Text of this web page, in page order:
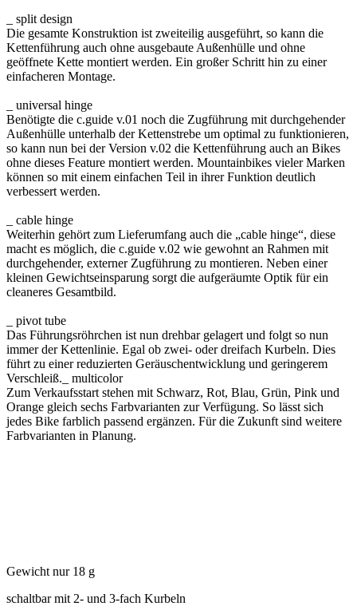
_ split design
Die gesamte Konstruktion ist zweiteilig ausgeführt, so kann die
Kettenführung auch ohne ausgebaute Außenhülle und ohne
geöffnete Kette montiert werden. Ein großer Schritt hin zu einer
einfacheren Montage.
_ universal hinge
Benötigte die c.guide v.01 noch die Zugführung mit durchgehender
Außenhülle unterhalb der Kettenstrebe um optimal zu funktionieren,
so kann nun bei der Version v.02 die Kettenführung auch an Bikes
ohne dieses Feature montiert werden. Mountainbikes vieler Marken
können so mit einem einfachen Teil in ihrer Funktion deutlich
verbessert werden.
_ cable hinge
Weiterhin gehört zum Lieferumfang auch die „cable hinge“, diese
macht es möglich, die c.guide v.02 wie gewohnt an Rahmen mit
durchgehender, externer Zugführung zu montieren. Neben einer
kleinen Gewichtseinsparung sorgt die aufgeräumte Optik für ein
cleaneres Gesamtbild.
_ pivot tube
Das Führungsröhrchen ist nun drehbar gelagert und folgt so nun
immer der Kettenlinie. Egal ob zwei- oder dreifach Kurbeln. Dies
führt zu einer reduzierten Geräuschentwicklung und geringerem
Verschleiß._ multicolor
Zum Verkaufsstart stehen mit Schwarz, Rot, Blau, Grün, Pink und
Orange gleich sechs Farbvarianten zur Verfügung. So lässt sich
jedes Bike farblich passend ergänzen. Für die Zukunft sind weitere
Farbvarianten in Planung.
Gewicht nur 18 g
schaltbar mit 2- und 3-fach Kurbeln